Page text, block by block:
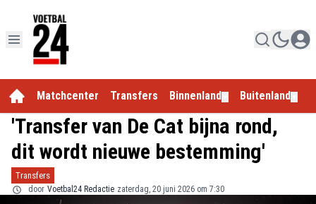
Matchcenter Transfers Binnenland Buitenland
'Transfer van De Cat bijna rond,
dit wordt nieuwe bestemming'
Transfers
door Voetbal24 Redactie zaterdag, 20 juni 2026 om 7:30